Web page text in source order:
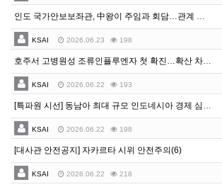
KSAI 2026.06.23 198
KSAI 2026.06.22 193
KSAI 2026.06.22 198
[대사관 안전공지] 자카르타 시위 안전주의(6)
KSAI 2026.06.22 218